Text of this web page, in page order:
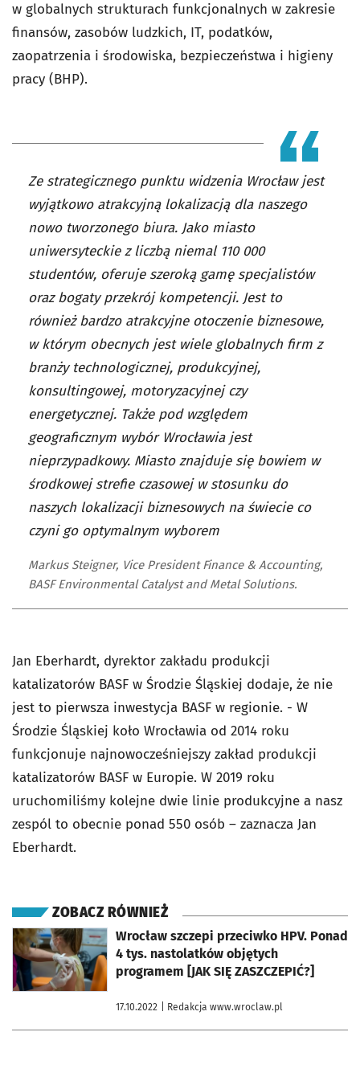
w globalnych strukturach funkcjonalnych w zakresie
finansów, zasobów ludzkich, IT, podatków,
zaopatrzenia i środowiska, bezpieczeństwa i higieny
pracy (BHP).
Ze strategicznego punktu widzenia Wrocław jest
wyjątkowo atrakcyjną lokalizacją dla naszego
nowo tworzonego biura. Jako miasto
uniwersyteckie z liczbą niemal 110 000
studentów, oferuje szeroką gamę specjalistów
oraz bogaty przekrój kompetencji. Jest to
również bardzo atrakcyjne otoczenie biznesowe,
w którym obecnych jest wiele globalnych firm z
branży technologicznej, produkcyjnej,
konsultingowej, motoryzacyjnej czy
energetycznej. Także pod względem
geograficznym wybór Wrocławia jest
nieprzypadkowy. Miasto znajduje się bowiem w
środkowej strefie czasowej w stosunku do
naszych lokalizacji biznesowych na świecie co
czyni go optymalnym wyborem
Markus Steigner, Vice President Finance & Accounting,
BASF Environmental Catalyst and Metal Solutions.
Jan Eberhardt, dyrektor zakładu produkcji
katalizatorów BASF w Środzie Śląskiej dodaje, że nie
jest to pierwsza inwestycja BASF w regionie. - W
Środzie Śląskiej koło Wrocławia od 2014 roku
funkcjonuje najnowocześniejszy zakład produkcji
katalizatorów BASF w Europie. W 2019 roku
uruchomiliśmy kolejne dwie linie produkcyjne a nasz
zespól to obecnie ponad 550 osób – zaznacza Jan
Eberhardt.
ZOBACZ RÓWNIEŻ
Wrocław szczepi przeciwko HPV. Ponad
4 tys. nastolatków objętych
programem [JAK SIĘ ZASZCZEPIĆ?]
17.10.2022 | Redakcja www.wroclaw.pl
otworzy się w nowej karcie